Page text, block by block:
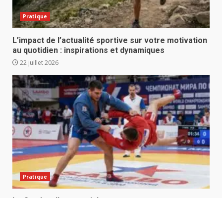
Pratique
L’impact de l’actualité sportive sur votre motivation
au quotidien : inspirations et dynamiques
22 juillet 2026
Pratique